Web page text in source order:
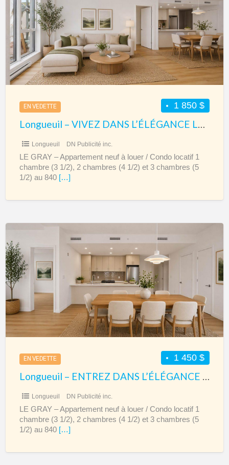
VIVEZ
DANS
L’ÉLÉGANCE
LE
GRAY
EN VEDETTE 1 850 $
Longueuil – VIVEZ DANS L’ÉLÉGANCE LE GRAY
Longueuil DN Publicité inc.
LE GRAY – Appartement neuf à louer / Condo locatif 1
chambre (3 1/2), 2 chambres (4 1/2) et 3 chambres (5
1/2) au 840 […]
–
ENTREZ
DANS
L’ÉLÉGANCE
LE
GRAY
EN VEDETTE 1 450 $
Longueuil – ENTREZ DANS L’ÉLÉGANCE LE GRAY
Longueuil DN Publicité inc.
LE GRAY – Appartement neuf à louer / Condo locatif 1
chambre (3 1/2), 2 chambres (4 1/2) et 3 chambres (5
1/2) au 840 […]